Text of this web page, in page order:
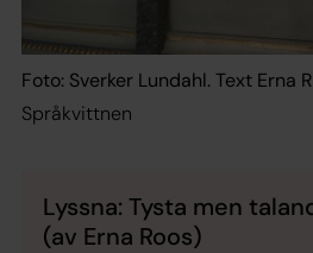
Foto: Sverker Lundahl. Text Erna
Språkvittnen
Lyssna: Tysta men
(av Erna Roos)